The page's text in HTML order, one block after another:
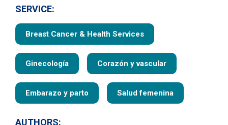
SERVICE:
Breast Cancer & Health Services
Ginecología Corazón y vascular
Embarazo y parto Salud femenina
AUTHORS: